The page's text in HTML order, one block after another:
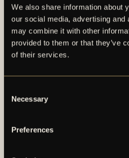
We also share information about
our social media, advertising and
may combine it with other
provided to them or that they’ve
of their services.
Selection
Necessary
Preferences
Larsson, kommunikationschef
För en längre presentation av
bifogade materialet i detta
AIK – SEDAN 1891